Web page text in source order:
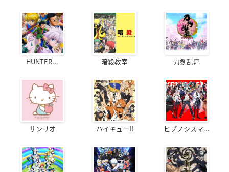
HUNTER... 暗殺教室 刀剣乱舞
サンリオ ハイキュー!! ヒプノシスマ...